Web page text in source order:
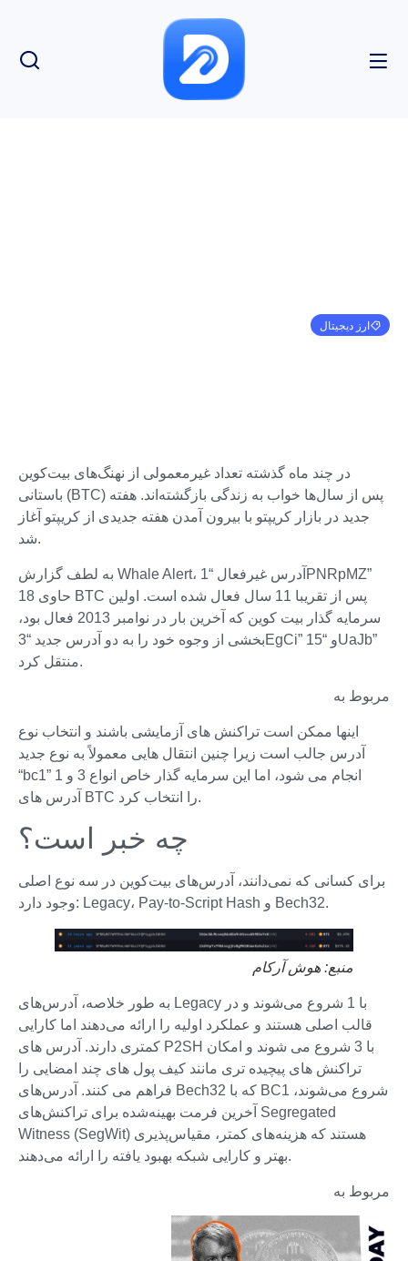
ارز دیجیتال
در چند ماه گذشته تعداد غیرمعمولی از نهنگ‌های بیت‌کوین
باستانی (BTC) پس از سال‌ها خواب به زندگی بازگشته‌اند. هفته
جدید در بازار کریپتو با بیرون آمدن هفته جدیدی از کریپتو آغاز
شد.
به لطف گزارش Whale Alert، آدرس غیرفعال “1PNRpMZ”
حاوی 18 BTC پس از تقریبا 11 سال فعال شده است. اولین
سرمایه گذار بیت کوین که آخرین بار در نوامبر 2013 فعال بود،
بخشی از وجوه خود را به دو آدرس جدید “3EgCi” و “15UaJb”
منتقل کرد.
مربوط به
اینها ممکن است تراکنش های آزمایشی باشند و انتخاب نوع
آدرس جالب است زیرا چنین انتقال هایی معمولاً به نوع جدید
“bc1” انجام می شود، اما این سرمایه گذار خاص انواع 3 و 1
آدرس های BTC را انتخاب کرد.
چه خبر است؟
برای کسانی که نمی‌دانند، آدرس‌های بیت‌کوین در سه نوع اصلی
وجود دارد: Legacy، Pay-to-Script Hash و Bech32.
منبع: هوش آرکام
به طور خلاصه، آدرس‌های Legacy با 1 شروع می‌شوند و در
قالب اصلی هستند و عملکرد اولیه را ارائه می‌دهند اما کارایی
کمتری دارند. آدرس های P2SH با 3 شروع می شوند و امکان
تراکنش های پیچیده تری مانند کیف پول های چند امضایی را
فراهم می کنند. آدرس‌های Bech32 که با BC1 شروع می‌شوند،
آخرین فرمت بهینه‌شده برای تراکنش‌های Segregated
Witness (SegWit) هستند که هزینه‌های کمتر، مقیاس‌پذیری
بهتر و کارایی شبکه بهبود یافته را ارائه می‌دهند.
مربوط به